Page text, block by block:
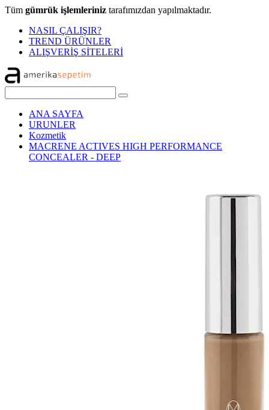
Tüm gümrük işlemleriniz tarafımızdan yapılmaktadır.
NASIL ÇALIŞIR?
TREND ÜRÜNLER
ALIŞVERİŞ SİTELERİ
ANA SAYFA
URUNLER
Kozmetik
MACRENE ACTIVES HIGH PERFORMANCE
CONCEALER - DEEP